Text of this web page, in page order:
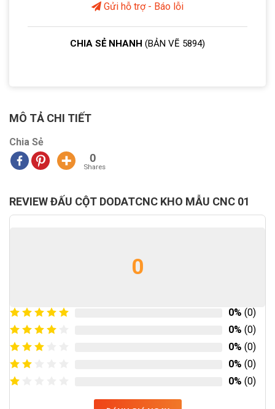
Gửi hỗ trợ - Báo lỗi
CHIA SẺ NHANH (BẢN VẼ 5894)
MÔ TẢ CHI TIẾT
Chia Sẻ
0
Shares
REVIEW ĐẤU CỘT DODATCNC KHO MẪU CNC 01
0
0% (0)
0% (0)
0% (0)
0% (0)
0% (0)